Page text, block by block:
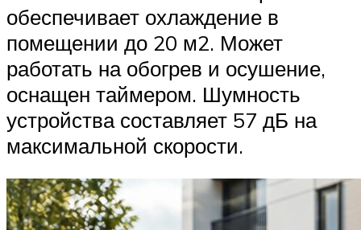
обеспечивает охлаждение в
помещении до 20 м2. Может
работать на обогрев и осушение,
оснащен таймером. Шумность
устройства составляет 57 дБ на
максимальной скорости.